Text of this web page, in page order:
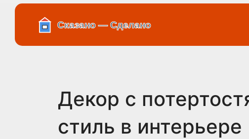
Декор с
стиль в интерьере